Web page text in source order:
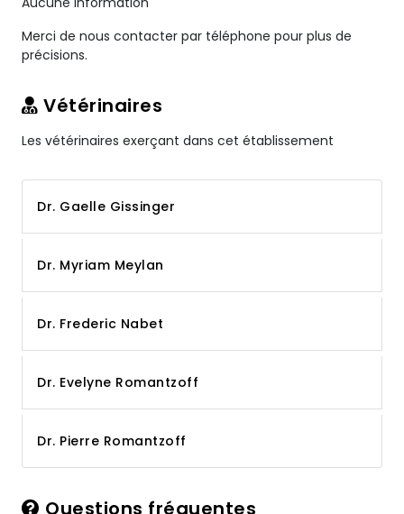
Merci de nous contacter par téléphone pour plus de
précisions.
Vétérinaires
Les vétérinaires exerçant dans cet établissement
Dr. Gaelle Gissinger
Dr. Myriam Meylan
Dr. Frederic Nabet
Dr. Evelyne Romantzoff
Dr. Pierre Romantzoff
Questions fréquentes